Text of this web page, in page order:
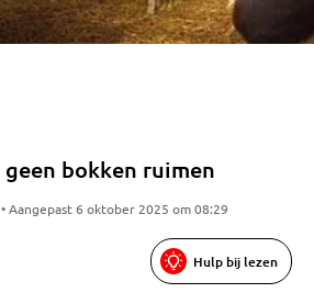
geen bokken ruimen
Aangepast 6 oktober 2025 om 08:29
Hulp bij lezen